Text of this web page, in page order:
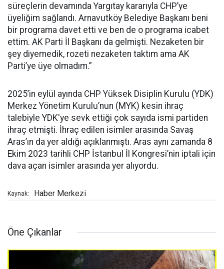
süreçlerin devamında Yargıtay kararıyla CHP’ye
üyeliğim sağlandı. Arnavutköy Belediye Başkanı beni
bir programa davet etti ve ben de o programa icabet
ettim. AK Parti İl Başkanı da gelmişti. Nezaketen bir
şey diyemedik, rozeti nezaketen taktım ama AK
Parti’ye üye olmadım.”
2025’in eylül ayında CHP Yüksek Disiplin Kurulu (YDK)
Merkez Yönetim Kurulu’nun (MYK) kesin ihraç
talebiyle YDK'ye sevk ettiği çok sayıda ismi partiden
ihraç etmişti. İhraç edilen isimler arasında Savaş
Aras’ın da yer aldığı açıklanmıştı. Aras aynı zamanda 8
Ekim 2023 tarihli CHP İstanbul İl Kongresi’nin iptali için
dava açan isimler arasında yer alıyordu.
Kaynak: Haber Merkezi
Öne Çıkanlar